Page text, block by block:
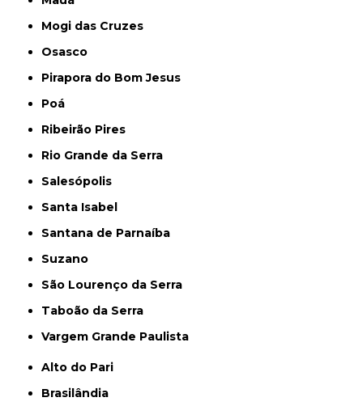
Mogi das Cruzes
Osasco
Pirapora do Bom Jesus
Poá
Ribeirão Pires
Rio Grande da Serra
Salesópolis
Santa Isabel
Santana de Parnaíba
Suzano
São Lourenço da Serra
Taboão da Serra
Vargem Grande Paulista
Alto do Pari
Brasilândia